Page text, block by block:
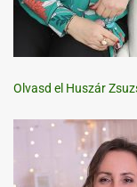
Olvasd el Huszár